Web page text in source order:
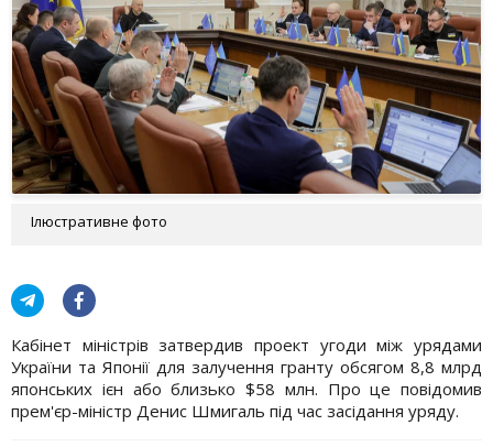
Ілюстративне фото
Кабінет міністрів затвердив проект угоди між урядами
України та Японії для залучення гранту обсягом 8,8 млрд
японських ієн або близько $58 млн. Про це повідомив
прем'єр-міністр Денис Шмигаль під час засідання уряду.